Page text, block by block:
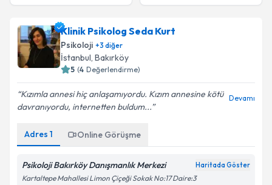
Klinik Psikolog Seda Kurt
Psikoloji +3 diğer
İstanbul, Bakırköy
5 (4 Değerlendirme)
Kızımla annesi hiç anlaşamıyordu. Kızım annesine kötü
davranıyordu, internetten buldum...
Devamı
Adres 1 Online Görüşme
Psikoloji Bakırköy Danışmanlık Merkezi Haritada Göster
Kartaltepe Mahallesi Limon Çiçeği Sokak No:17 Daire:3